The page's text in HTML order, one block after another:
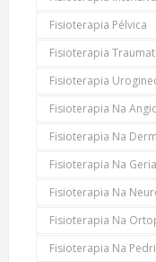
Fisioterapia Pélvica
Fisioterapia
Fisioterapia
Fisioterapia Na
Fisioterapia Na
Fisioterapia Na
Fisioterapia Na
Fisioterapia Na
Fisioterapia Na